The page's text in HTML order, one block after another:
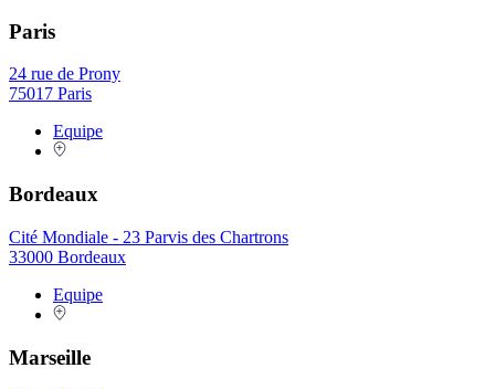
Paris
24 rue de Prony
75017 Paris
Equipe
Bordeaux
Cité Mondiale - 23 Parvis des Chartrons
33000 Bordeaux
Equipe
Marseille